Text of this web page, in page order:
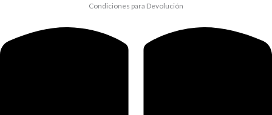
Condiciones para Devolución